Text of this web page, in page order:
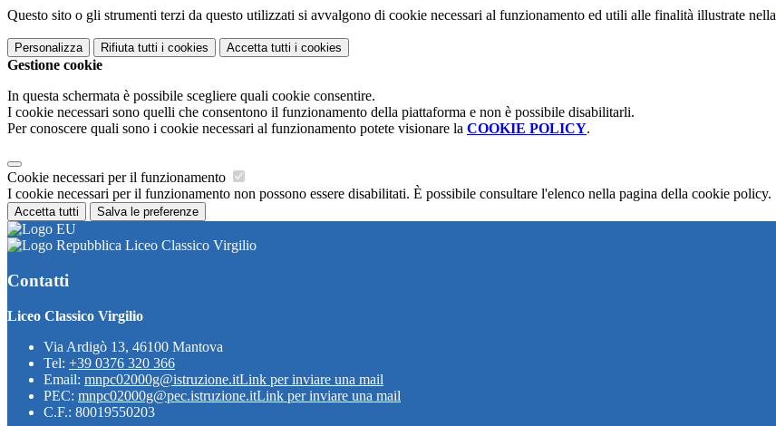
Questo sito o gli strumenti terzi da questo utilizzati si avvalgono di cookie necessari al funzionamento ed utili alle finalità illustrate nella
Personalizza Rifiuta tutti i cookies Accetta tutti i cookies
Gestione cookie
In questa schermata è possibile scegliere quali cookie consentire.
I cookie necessari sono quelli che consentono il funzionamento della piattaforma e non è possibile disabilitarli.
Per conoscere quali sono i cookie necessari al funzionamento potete visionare la COOKIE POLICY.
Cookie necessari per il funzionamento
I cookie necessari per il funzionamento non possono essere disabilitati. È possibile consultare l'elenco nella pagina della cookie policy.
Accetta tutti Salva le preferenze
Liceo Classico Virgilio
Contatti
Liceo Classico Virgilio
Via Ardigò 13, 46100 Mantova
Tel: +39 0376 320 366
Email: mnpc02000g@istruzione.itLink per inviare una mail
PEC: mnpc02000g@pec.istruzione.itLink per inviare una mail
C.F.: 80019550203